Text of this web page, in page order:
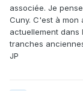
associée. Je
Cuny. C'est à mon
actuellement dans
tranches
JP